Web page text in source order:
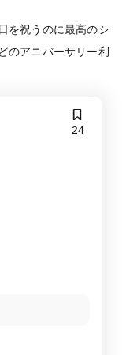
を祝うのに最高のシ
のアニバーサリー利
24